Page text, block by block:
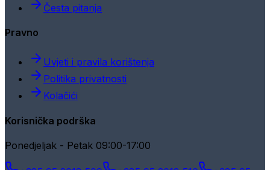
Česta pitanja
Pravno
Uvjeti i pravila korištenja
Politika privatnosti
Kolačići
Korisnička podrška
Ponedjeljak - Petak 09:00-17:00